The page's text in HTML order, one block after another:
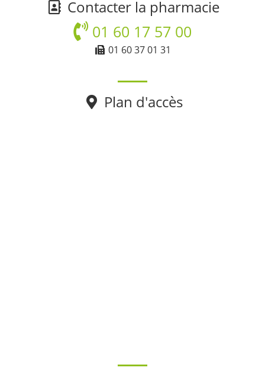
Contacter la pharmacie
01 60 17 57 00
01 60 37 01 31
Plan d'accès